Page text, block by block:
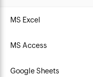
MS Excel
MS Access
Google Sheets